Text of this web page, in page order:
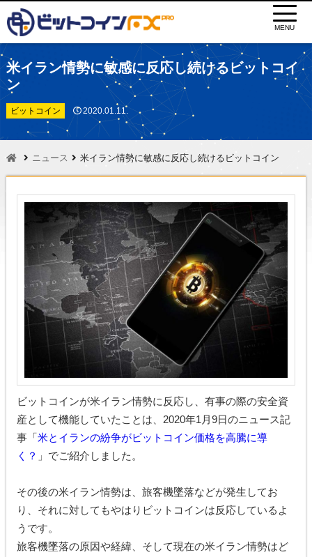
MENU
米イラン情勢に敏感に反応し続けるビットコイ
ン
ビットコイン 2020.01.11.
ニュース 米イラン情勢に敏感に反応し続けるビットコイン
ビットコインが米イラン情勢に反応し、有事の際の安全資
産として機能していたことは、2020年1月9日のニュース記
事「米とイランの紛争がビットコイン価格を高騰に導
く？ 」でご紹介しました。
その後の米イラン情勢は、旅客機墜落などが発生してお
り、それに対してもやはりビットコインは反応しているよ
うです。
旅客機墜落の原因や経緯、そして現在の米イラン情勢はど